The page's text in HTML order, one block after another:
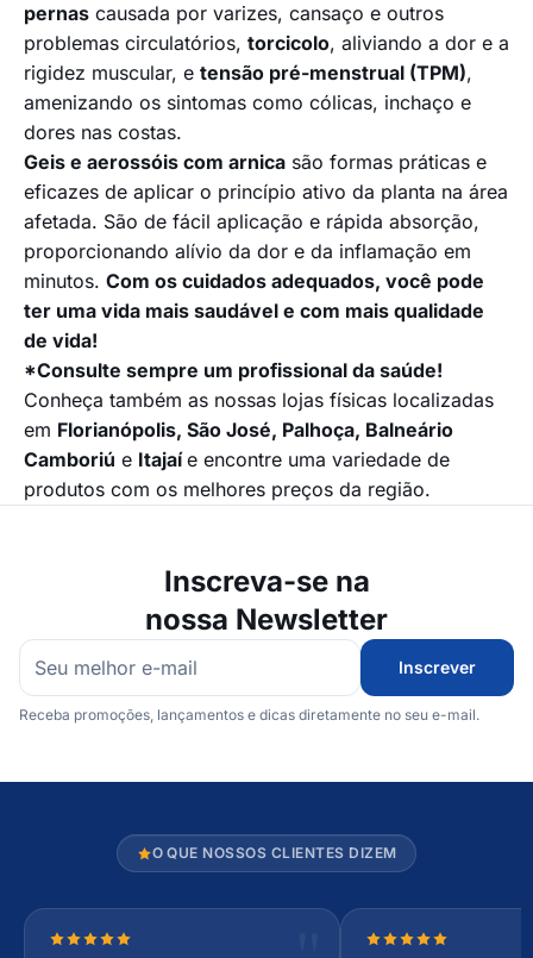
pernas causada por varizes, cansaço e outros
problemas circulatórios, torcicolo, aliviando a dor e a
rigidez muscular, e tensão pré-menstrual (TPM),
amenizando os sintomas como cólicas, inchaço e
dores nas costas.
Geis e aerossóis com arnica são formas práticas e
eficazes de aplicar o princípio ativo da planta na área
afetada. São de fácil aplicação e rápida absorção,
proporcionando alívio da dor e da inflamação em
minutos. Com os cuidados adequados, você pode
ter uma vida mais saudável e com mais qualidade
de vida!
*Consulte sempre um profissional da saúde!
Conheça também as nossas lojas físicas localizadas
em Florianópolis, São José, Palhoça, Balneário
Camboriú e Itajaíe encontre uma variedade de
produtos com os melhores preços da região.
Inscreva-se na
nossa Newsletter
Inscrever
Receba promoções, lançamentos e dicas diretamente no seu e-mail.
O QUE NOSSOS CLIENTES DIZEM
Nota 5 de 5 estrelas Nota 5 de 5